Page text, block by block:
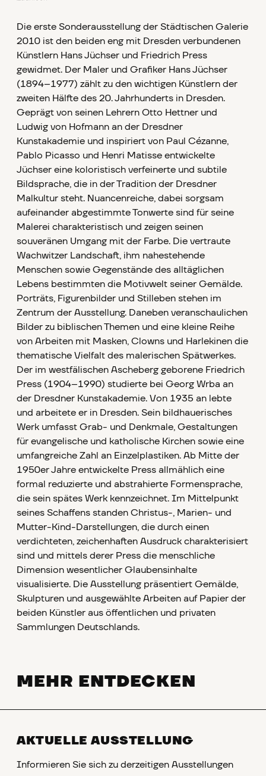
Die erste Sonderausstellung der Städtischen Galerie
2010 ist den beiden eng mit Dresden verbundenen
Künstlern Hans Jüchser und Friedrich Press
gewidmet. Der Maler und Grafiker Hans Jüchser
(1894–1977) zählt zu den wichtigen Künstlern der
zweiten Hälfte des 20. Jahrhunderts in Dresden.
Geprägt von seinen Lehrern Otto Hettner und
Ludwig von Hofmann an der Dresdner
Kunstakademie und inspiriert von Paul Cézanne,
Pablo Picasso und Henri Matisse entwickelte
Jüchser eine koloristisch verfeinerte und subtile
Bildsprache, die in der Tradition der Dresdner
Malkultur steht. Nuancenreiche, dabei sorgsam
aufeinander abgestimmte Tonwerte sind für seine
Malerei charakteristisch und zeigen seinen
souveränen Umgang mit der Farbe. Die vertraute
Wachwitzer Landschaft, ihm nahestehende
Menschen sowie Gegenstände des alltäglichen
Lebens bestimmten die Motivwelt seiner Gemälde.
Porträts, Figurenbilder und Stilleben stehen im
Zentrum der Ausstellung. Daneben veranschaulichen
Bilder zu biblischen Themen und eine kleine Reihe
von Arbeiten mit Masken, Clowns und Harlekinen die
thematische Vielfalt des malerischen Spätwerkes.
Der im westfälischen Ascheberg geborene Friedrich
Press (1904–1990) studierte bei Georg Wrba an
der Dresdner Kunstakademie. Von 1935 an lebte
und arbeitete er in Dresden. Sein bildhauerisches
Werk umfasst Grab- und Denkmale, Gestaltungen
für evangelische und katholische Kirchen sowie eine
umfangreiche Zahl an Einzelplastiken. Ab Mitte der
1950er Jahre entwickelte Press allmählich eine
formal reduzierte und abstrahierte Formensprache,
die sein spätes Werk kennzeichnet. Im Mittelpunkt
seines Schaffens standen Christus-, Marien- und
Mutter-Kind-Darstellungen, die durch einen
verdichteten, zeichenhaften Ausdruck charakterisiert
sind und mittels derer Press die menschliche
Dimension wesentlicher Glaubensinhalte
visualisierte. Die Ausstellung präsentiert Gemälde,
Skulpturen und ausgewählte Arbeiten auf Papier der
beiden Künstler aus öffentlichen und privaten
Sammlungen Deutschlands.
MEHR ENTDECKEN
AKTUELLE AUSSTELLUNG
Informieren Sie sich zu derzeitigen Ausstellungen